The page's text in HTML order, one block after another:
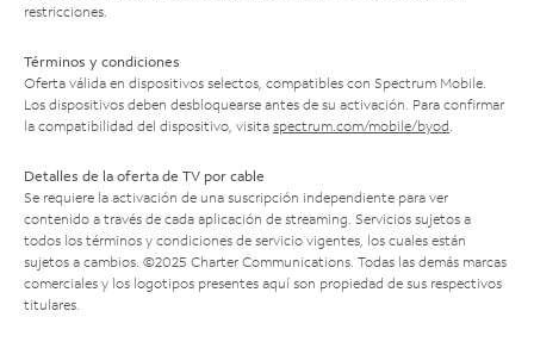
restricciones.
Términos y condiciones
Oferta válida en dispositivos selectos, compatibles con Spectrum Mobile.
Los dispositivos deben desbloquearse antes de su activación. Para confirmar
la compatibilidad del dispositivo, visita spectrum.com/mobile/byod
Detalles de la oferta de TV por cable
Se requiere la activación de una suscripción independiente para ver
contenido a través de cada aplicación de streaming. Servicios sujetos a
todos los términos y condiciones de servicio vigentes, los cuales están
sujetos a cambios. ©2025 Charter Communications. Todas las demás marcas
comerciales y los logotipos presentes aquí son propiedad de sus respectivos
titulares.